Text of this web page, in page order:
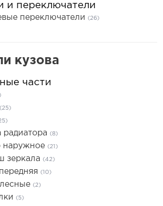
и переключатели
переключатели (26)
кузова
части
(25)
радиатора (8)
наружное (21)
зеркала (42)
(10)
(2)
(5)